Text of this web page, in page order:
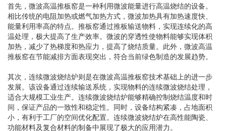
首先，微波高温推板窑是一种利用微波能量进行高温烧结的设备。
相比传统的电阻加热或燃气加热方式，微波加热具有加热速度快、
能量利用率高的特点。推板窑通过推板输送物料，实现连续化的高
温处理，极大提高了生产效率。微波的穿透性使物料能够实现体积
加热，减少了热梯度和热应力，提高了烧结质量。此外，微波高温
推板窑在节能减排方面表现突出，符合当前绿色制造的发展趋势。
其次，连续微波烧结炉则是在微波高温推板窑技术基础上的进一步
发展。该设备通过连续输送系统，实现物料的连续微波烧结处理，
适合大规模工业生产。连续微波烧结炉能够精确控制烧结温度和时
间，保证产品的一致性和稳定性。同时，设备结构紧凑，占地面积
小，有利于工厂的空间优化配置。连续微波烧结炉在高性能陶瓷、
功能材料及复合材料的制备中展现了极大的应用潜力。